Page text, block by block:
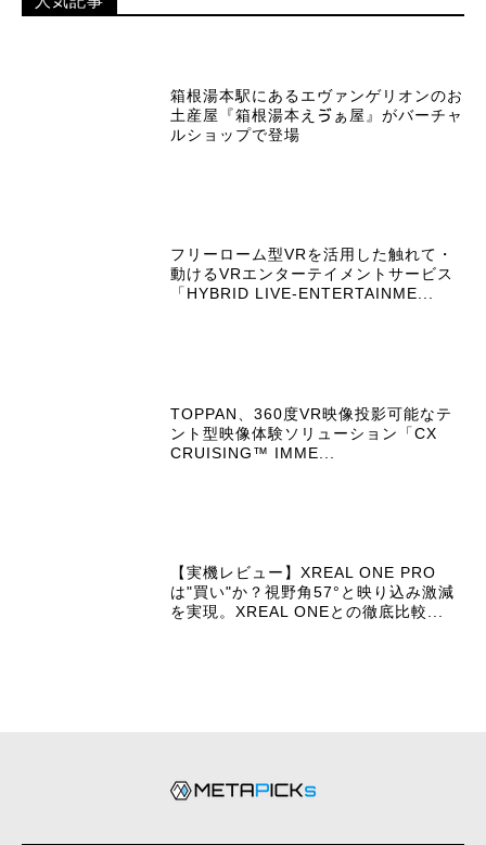
箱根湯本駅にあるエヴァンゲリオンのお
土産屋『箱根湯本えゔぁ屋』がバーチャ
ルショップで登場
フリーローム型VRを活用した触れて・
動けるVRエンターテイメントサービス
「HYBRID LIVE-ENTERTAINME...
TOPPAN、360度VR映像投影可能なテ
ント型映像体験ソリューション「CX
CRUISING™ IMME...
【実機レビュー】XREAL ONE PRO
は"買い"か？視野角57°と映り込み激減
を実現。XREAL ONEとの徹底比較...